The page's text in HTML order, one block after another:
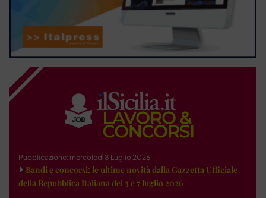
Pubblicazione: mercoledì 8 Luglio 2026
Bandi e concorsi: le ultime novità dalla Gazzetta Ufficiale
della Repubblica Italiana del 3 e 7 luglio 2026